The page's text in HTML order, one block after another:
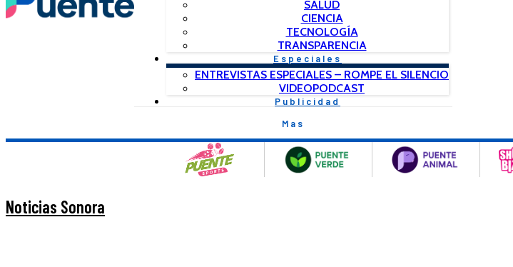
SALUD
CIENCIA
TECNOLOGÍA
TRANSPARENCIA
Especiales
ENTREVISTAS ESPECIALES – ROMPE EL SILENCIO
VIDEOPODCAST
Publicidad
Mas
Noticias Sonora